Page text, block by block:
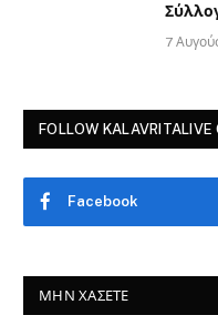
7
FOLLOW
Facebook
ΜΗΝ ΧΆΣΕΤΕ